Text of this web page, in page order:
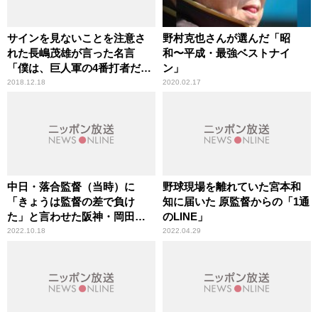
サインを見ないことを注意さ
れた長嶋茂雄が言った名言
「僕は、巨人軍の4番打者だ
よ。サインなんて、“打て”以
2018.12.18
野村克也さんが選んだ「昭
和〜平成・最強ベストナイ
ン」
2020.02.17
中日・落合監督（当時）に
「きょうは監督の差で負け
た」と言わせた阪神・岡田監
督の「17年前のゲキ」
2022.10.18
野球現場を離れていた宮本和
知に届いた 原監督からの「1通
のLINE」
2022.04.29